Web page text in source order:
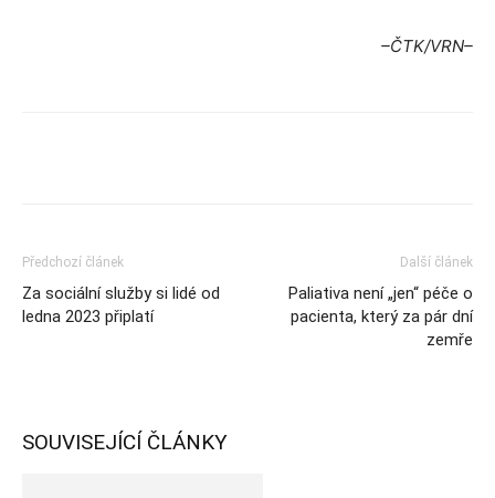
–ČTK/VRN–
Předchozí článek
Za sociální služby si lidé od
ledna 2023 připlatí
Další článek
Paliativa není „jen“ péče o
pacienta, který za pár dní
zemře
SOUVISEJÍCÍ ČLÁNKY